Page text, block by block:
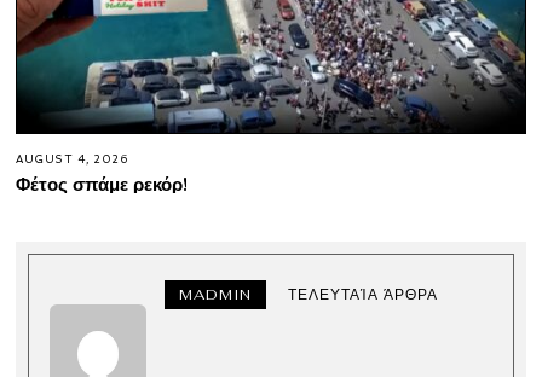
AUGUST 4, 2026
Φέτος σπάμε ρεκόρ!
MADMIN ΤΕΛΕΥΤΑΊΑ ΆΡΘΡΑ